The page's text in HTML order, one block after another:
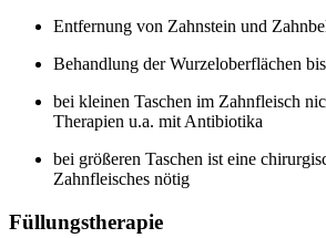
Entfernung von Zahnstein und
Behandlung der Wurzeloberflächen
bei kleinen Taschen im Zahnfleisch
Therapien u.a. mit Antibiotika
bei größeren Taschen ist eine
Zahnfleisches nötig
Füllungstherapie